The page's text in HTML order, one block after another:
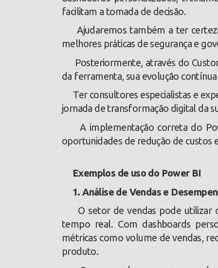
facilitam a tomada de decisão.
Ajudaremos também a ter
melhores práticas de segurança e
Posteriormente, através do
da ferramenta, sua evolução
Ter consultores especialistas e
jornada de transformação digital da
A implementação correta do
oportunidades de redução de custos
Exemplos de uso do Power BI
1. Análise de Vendas e
O setor de vendas pode utilizar
tempo real. Com dashboards
métricas como volume de vendas,
produto.